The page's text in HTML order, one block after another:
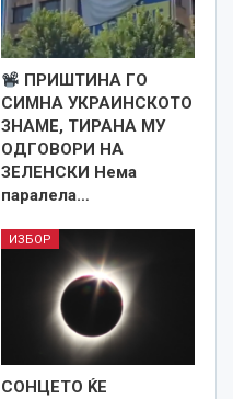
ПРИШТИНА ГО
СИМНА УКРАИНСКОТО
ЗНАМЕ, ТИРАНА МУ
ОДГОВОРИ НА
ЗЕЛЕНСКИ Нема
паралела…
ИЗБОР
СОНЦЕТО ЌЕ